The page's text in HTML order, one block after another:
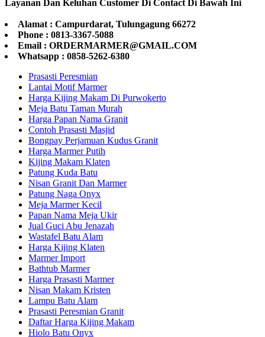
Layanan Dan Keluhan Customer Di Contact Di Bawah Ini
Alamat : Campurdarat, Tulungagung 66272
Phone : 0813-3367-5088
Email : ORDERMARMER@GMAIL.COM
Whatsapp : 0858-5262-6380
Prasasti Peresmian
Lantai Motif Marmer
Harga Kijing Makam Di Purwokerto
Meja Batu Taman Murah
Harga Papan Nama Granit
Contoh Prasasti Masjid
Bongpay Perjamuan Kudus Granit
Harga Marmer Putih
Kijing Makam Klaten
Patung Kuda Batu
Nisan Granit Dan Marmer
Patung Naga Onyx
Meja Marmer Kecil
Papan Nama Meja Ukir
Jual Guci Abu Jenazah
Wastafel Batu Alam
Harga Kijing Klaten
Marmer Import
Bathtub Marmer
Harga Prasasti Marmer
Nisan Makam Kristen
Lampu Batu Alam
Prasasti Peresmian Granit
Daftar Harga Kijing Makam
Hiolo Batu Onyx